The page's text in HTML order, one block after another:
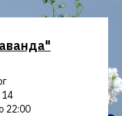
14
22:00